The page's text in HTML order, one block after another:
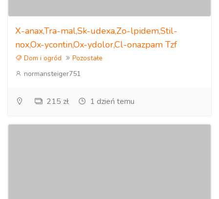
X-anax,Tra-mal,Sk-udexa,Zo-lpidem,Stil-
nox,Ox-ycontin,Ox-ydolor,Cl-onazpam Tzf
Dom i ogród
Pozostałe
normansteiger751
215 zł 1 dzień temu